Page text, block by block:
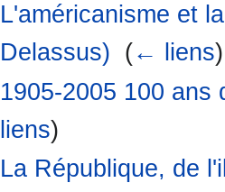
L'américanisme et
Delassus) (← liens)
1905-2005 100 ans
liens)
La République, de